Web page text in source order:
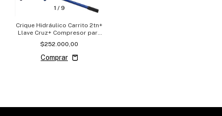
1 / 9
Crique Hidráulico Carrito 2tn+
Llave Cruz+ Compresor para
$252.000,00